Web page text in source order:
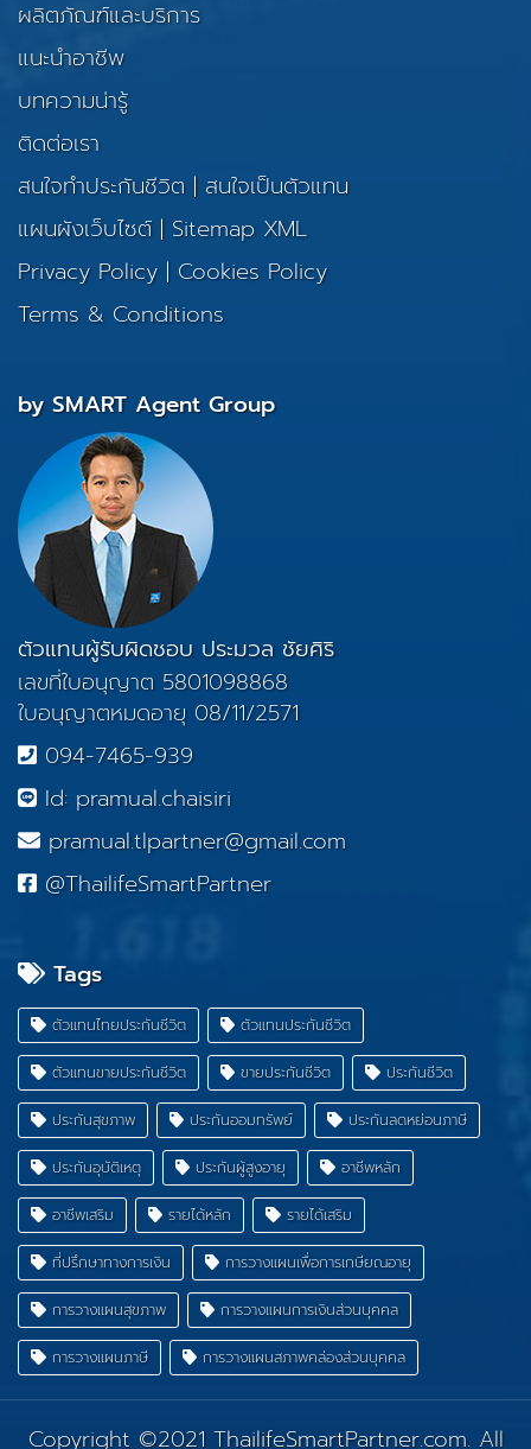
ผลิตภัณฑ์และบริการ
แนะนำอาชีพ
บทความน่ารู้
ติดต่อเรา
สนใจทำประกันชีวิต | สนใจเป็นตัวแทน
แผนผังเว็บไซต์| Sitemap XML
Privacy Policy | Cookies Policy
Terms & Conditions
by SMART Agent Group
ตัวแทนผู้รับผิดชอบ ประมวล ชัยศิริ
เลขที่ใบอนุญาต 5801098868
ใบอนุญาตหมดอายุ 08/11/2571
094-7465-939
Id: pramual.chaisiri
pramual.tlpartner@gmail.com
@ThailifeSmartPartner
Tags
ตัวแทนไทยประกันชีวิต ตัวแทนประกันชีวิต
ตัวแทนขายประกันชีวิต ขายประกันชีวิต ประกันชีวิต
ประกันสุขภาพ ประกันออมทรัพย์ ประกันลดหย่อนภาษี
ประกันอุบัติเหตุ ประกันผู้สูงอายุ อาชีพหลัก
อาชีพเสริม รายได้หลัก รายได้เสริม
ที่ปรึกษาทางการเงิน การวางแผนเพื่อการเกษียณอายุ
การวางแผนสุขภาพ การวางแผนการเงินส่วนบุคคล
การวางแผนภาษี การวางแผนสภาพคล่องส่วนบุคคล
Copyright ©2021 ThailifeSmartPartner.com. All